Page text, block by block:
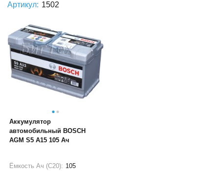
Артикул: 1502
Аккумулятор
автомобильный BOSCH
AGM S5 A15 105 Ач
Ёмкость Ач (С20): 105